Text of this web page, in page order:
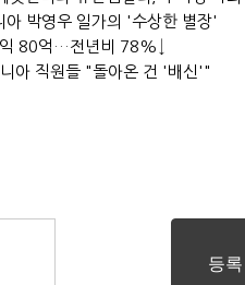
아 박영우 일가의 '수상한 별장'
80억…전년비 78%↓
아 직원들 "돌아온 건 '배신'"